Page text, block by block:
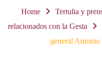
Home Tertulia y
relacionados con la Gesta
general